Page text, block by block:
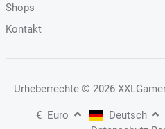
Shops
Kontakt
Urheberrechte © 2026
€ Euro Deutsch